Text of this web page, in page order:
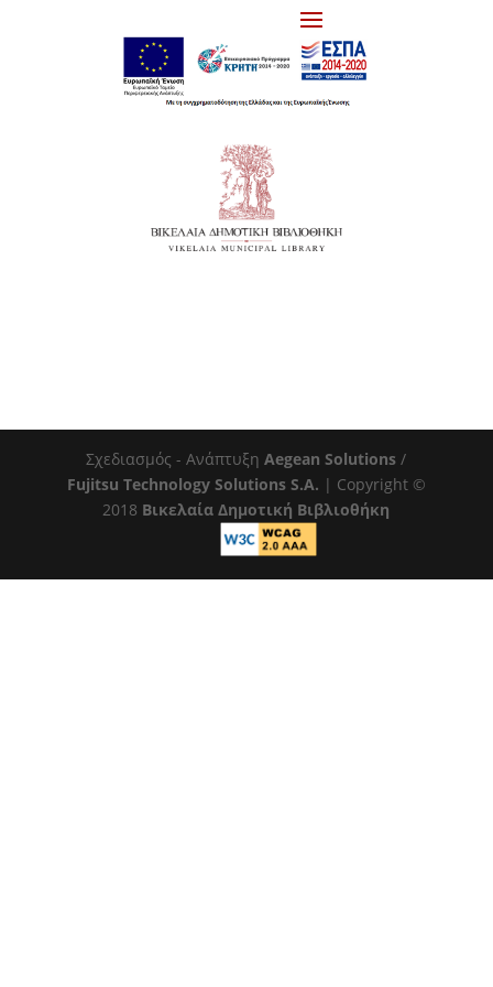
Σχεδιασμός - ΑνάπτυξηAegean Solutions /
Fujitsu Technology Solutions S.A. | Copyright ©
2018 Βικελαία Δημοτική Βιβλιοθήκη